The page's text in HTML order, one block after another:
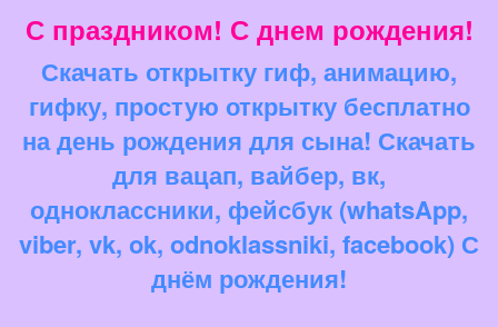
С праздником! С днем рождения!
Скачать открытку гиф, анимацию,
гифку, простую открытку бесплатно
на день рождения для сына! Скачать
для вацап, вайбер, вк,
одноклассники, фейсбук (whatsApp,
viber, vk, ok, odnoklassniki, facebook) С
днём рождения!